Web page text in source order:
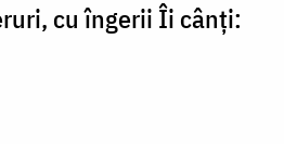
cu îngerii Îi cânți: